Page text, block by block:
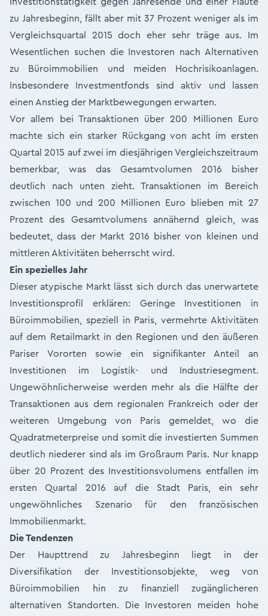
zu Jahresbeginn, fällt aber mit 37 Prozent weniger als im
Vergleichsquartal 2015 doch eher sehr träge aus. Im
Wesentlichen suchen die Investoren nach Alternativen
zu Büroimmobilien und meiden Hochrisikoanlagen.
Insbesondere Investmentfonds sind aktiv und lassen
einen Anstieg der Marktbewegungen erwarten.
Vor allem bei Transaktionen über 200 Millionen Euro
machte sich ein starker Rückgang von acht im ersten
Quartal 2015 auf zwei im diesjährigen Vergleichszeitraum
bemerkbar, was das Gesamtvolumen 2016 bisher
deutlich nach unten zieht. Transaktionen im Bereich
zwischen 100 und 200 Millionen Euro blieben mit 27
Prozent des Gesamtvolumens annähernd gleich, was
bedeutet, dass der Markt 2016 bisher von kleinen und
mittleren Aktivitäten beherrscht wird.
Ein spezielles Jahr
Dieser atypische Markt lässt sich durch das unerwartete
Investitionsprofil erklären: Geringe Investitionen in
Büroimmobilien, speziell in Paris, vermehrte Aktivitäten
auf dem Retailmarkt in den Regionen und den äußeren
Pariser Vororten sowie ein signifikanter Anteil an
Investitionen im Logistik- und Industriesegment.
Ungewöhnlicherweise werden mehr als die Hälfte der
Transaktionen aus dem regionalen Frankreich oder der
weiteren Umgebung von Paris gemeldet, wo die
Quadratmeterpreise und somit die investierten Summen
deutlich niederer sind als im Großraum Paris. Nur knapp
über 20 Prozent des Investitionsvolumens entfallen im
ersten Quartal 2016 auf die Stadt Paris, ein sehr
ungewöhnliches Szenario für den französischen
Immobilienmarkt.
Die Tendenzen
Der Haupttrend zu Jahresbeginn liegt in der
Diversifikation der Investitionsobjekte, weg von
Büroimmobilien hin zu finanziell zugänglicheren
alternativen Standorten. Die Investoren meiden hohe